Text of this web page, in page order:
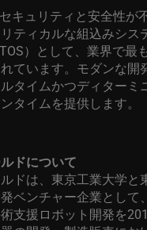
キュリティと安全性が
ティカルな組込みシス
）として、業界で最
ています。モダンな開
ルタイムかつディターミ
タイムを提供します。
ドについて
ドは、東京工業大学と
ベンチャー企業として
支援ロボット開発を